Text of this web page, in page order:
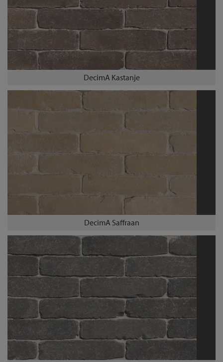
DecimA Kastanje
DecimA Saffraan